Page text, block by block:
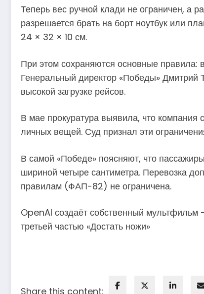
Теперь вес ручной клади не ограничен, а
разрешается брать на борт ноутбук или
24 × 32 × 10 см.
При этом сохраняются основные
Генеральный директор «Победы»
высокой загрузке рейсов.
В мае прокуратура выявила, что компания
личных вещей. Суд признал эти
В самой «Победе» поясняют, что
шириной четыре сантиметра. Перевозка
правилам (ФАП-82) не ограничена.
OpenAI создаёт собственный мультфильм
третьей частью «Достать ножи»
Share this content: